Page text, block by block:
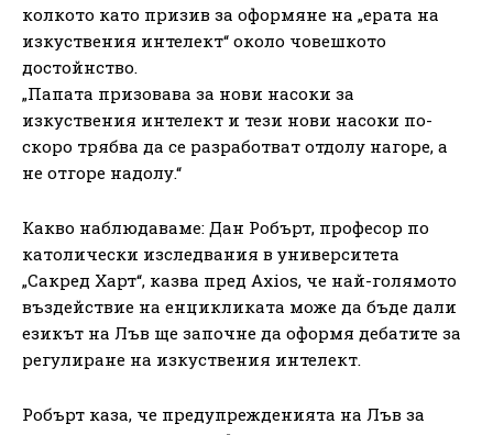
колкото като призив за оформяне на „ерата на
изкуствения интелект“ около човешкото
достойнство.
„Папата призовава за нови насоки за
изкуствения интелект и тези нови насоки по-
скоро трябва да се разработват отдолу нагоре, а
не отгоре надолу.“
Какво наблюдаваме: Дан Робърт, професор по
католически изследвания в университета
„Сакред Харт“, казва пред Axios, че най-голямото
въздействие на енцикликата може да бъде дали
езикът на Лъв ще започне да оформя дебатите за
регулиране на изкуствения интелект.
Робърт каза, че предупрежденията на Лъв за